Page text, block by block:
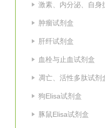
激素、内分泌、自身
肿瘤试剂盒
肝纤试剂盒
血栓与止血试剂盒
凋亡、活性多肽试剂
狗Elisa试剂盒
豚鼠Elisa试剂盒